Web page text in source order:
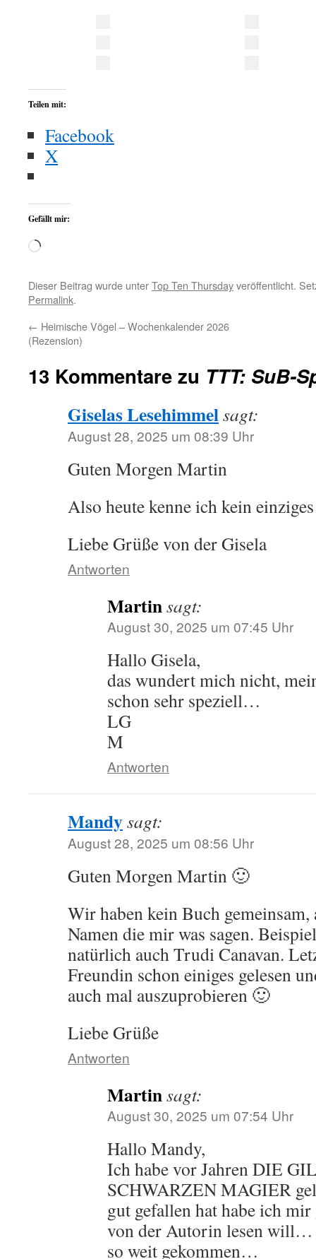
Teilen mit:
Facebook
X
Gefällt mir:
Dieser Beitrag wurde unterTop Ten Thursdayveröffentlicht.
Permalink.
← Heimische Vögel – Wochenkalender 2026
(Rezension)
13 Kommentare zu TTT: SuB-
Giselas Lesehimmelsagt:
August 28, 2025 um 08:39 Uhr
Guten Morgen Martin
Also heute kenne ich kein
Liebe Grüße von der Gisela
Antworten
Martinsagt:
August 30, 2025 um 07:45 Uhr
Hallo Gisela,
das wundert mich nicht,
schon sehr speziell…
LG
M
Antworten
Mandysagt:
August 28, 2025 um 08:56 Uhr
Guten Morgen Martin 🙂
Wir haben kein Buch gemeinsam,
Namen die mir was sagen.
natürlich auch Trudi Canavan.
Freundin schon einiges gelesen
auch mal auszuprobieren 🙂
Liebe Grüße
Antworten
Martinsagt:
August 30, 2025 um 07:54 Uhr
Hallo Mandy,
Ich habe vor Jahren DIE
SCHWARZEN MAGIER
gut gefallen hat habe ich
von der Autorin lesen will…
so weit gekommen…